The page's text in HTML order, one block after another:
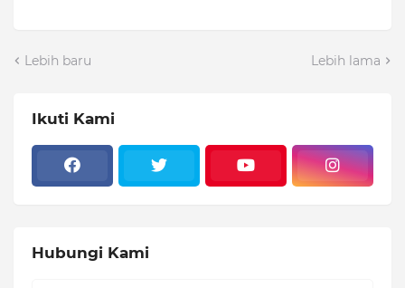
Lebih baru Lebih lama
Ikuti Kami
Hubungi Kami